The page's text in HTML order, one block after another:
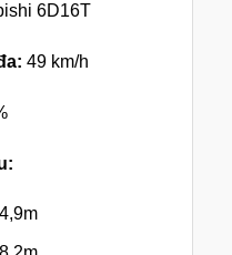
6D16T
49 km/h